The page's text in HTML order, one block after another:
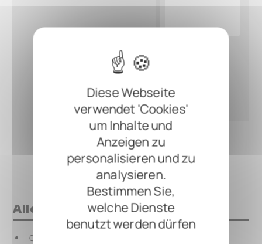
Diese Webseite
verwendet 'Cookies'
um Inhalte und
Anzeigen zu
personalisieren und zu
analysieren.
Bestimmen Sie,
welche Dienste
benutzt werden dürfen
Alles auf einen Blick
QuickMount Pedal-Montageplatte für FULLTONE